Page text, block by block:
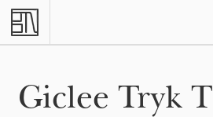
Skip to main content
Giclee Tryk